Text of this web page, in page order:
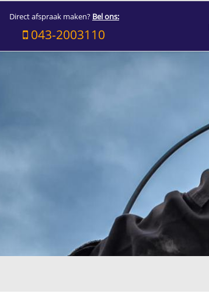
Direct afspraak maken? Bel ons:
043-2003110